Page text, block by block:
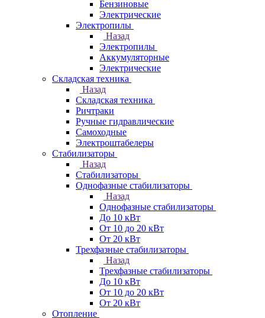
Бензиновые
Электрические
Электропилы
Назад
Электропилы
Аккумуляторные
Электрические
Складская техника
Назад
Складская техника
Ричтраки
Ручные гидравлические
Самоходные
Электроштабелеры
Стабилизаторы
Назад
Стабилизаторы
Однофазные стабилизаторы
Назад
Однофазные стабилизаторы
До 10 кВт
От 10 до 20 кВт
От 20 кВт
Трехфазные стабилизаторы
Назад
Трехфазные стабилизаторы
До 10 кВт
От 10 до 20 кВт
От 20 кВт
Отопление